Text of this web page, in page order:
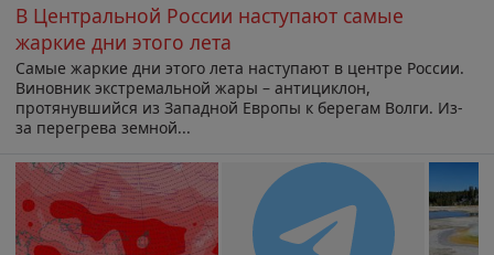
В Центральной России наступают самые
жаркие дни этого лета
Самые жаркие дни этого лета наступают в центре России.
Виновник экстремальной жары – антициклон,
протянувшийся из Западной Европы к берегам Волги. Из-
за перегрева земной...